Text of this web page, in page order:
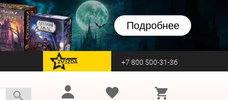
Подробнее
перейти на Zvezda +7 800 500-31-36